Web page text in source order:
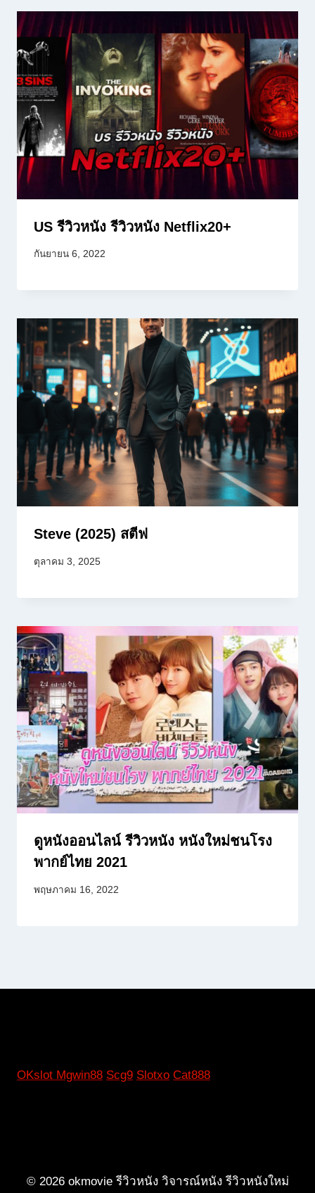
US รีวิวหนัง รีวิวหนัง Netflix20+
กันยายน 6, 2022
Steve (2025) สตีฟ
ตุลาคม 3, 2025
ดูหนังออนไลน์ รีวิวหนัง หนังใหม่ชนโรง
พากย์ไทย 2021
พฤษภาคม 16, 2022
OKslot Mgwin88 Scg9 Slotxo Cat888
© 2026 okmovie รีวิวหนัง วิจารณ์หนัง รีวิวหนังใหม่